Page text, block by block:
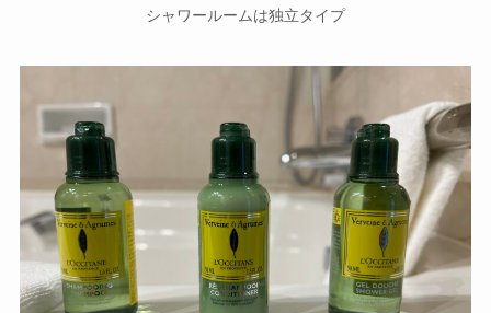
シャワールームは独立タイプ